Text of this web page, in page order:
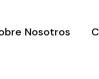
Nosotros